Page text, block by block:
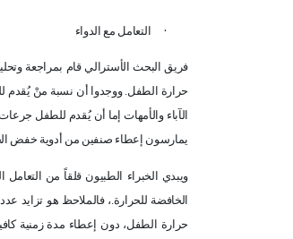
· التعامل مع الدواء
يمارسون إعطاء صنفين من أدوية خفض
ويبدي الخبراء الطبيون قلقاً من
الخافضة للحرارة.، فالملاحظ هو تزايد
حرارة الطفل، دون إعطاء مدة زمنية